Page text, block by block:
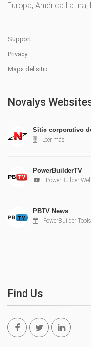
Europa, América Latina,
Support
Privacy
Mapa del sitio
Novalys
Sitio corporativo
Leer más
PowerBuilderTV
PowerBuilder
PBTV News
PowerBuilder
Find Us